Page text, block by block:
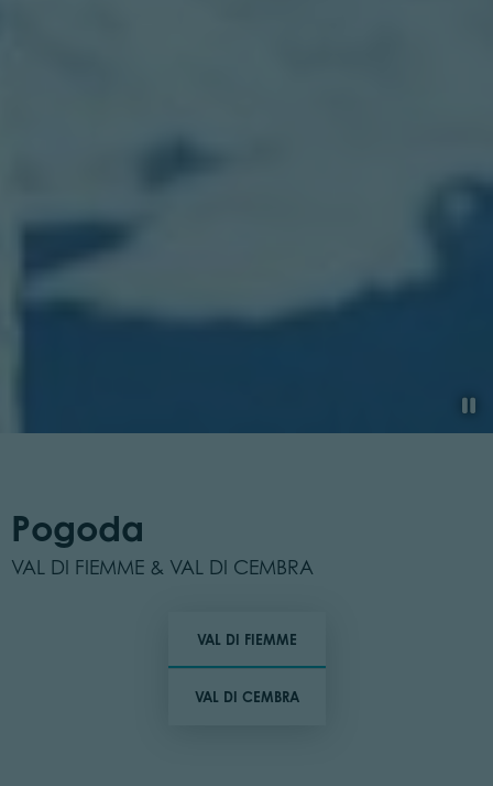
Pogoda
VAL DI FIEMME & VAL DI CEMBRA
GO TO WEATHER PAGE
VAL DI FIEMME
GO TO WEATHER PAGE
VAL DI CEMBRA